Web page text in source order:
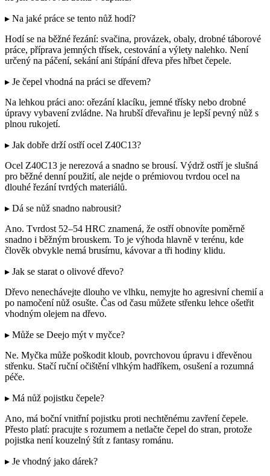
▸ Na jaké práce se tento nůž hodí?
Hodí se na běžné řezání: svačina, provázek, obaly, drobné táborové
práce, příprava jemných třísek, cestování a výlety nalehko. Není
určený na páčení, sekání ani štípání dřeva přes hřbet čepele.
▸ Je čepel vhodná na práci se dřevem?
Na lehkou práci ano: ořezání klacíku, jemné třísky nebo drobné
úpravy vybavení zvládne. Na hrubší dřevařinu je lepší pevný nůž s
plnou rukojetí.
▸ Jak dobře drží ostří ocel Z40C13?
Ocel Z40C13 je nerezová a snadno se brousí. Výdrž ostří je slušná
pro běžné denní použití, ale nejde o prémiovou tvrdou ocel na
dlouhé řezání tvrdých materiálů.
▸ Dá se nůž snadno nabrousit?
Ano. Tvrdost 52–54 HRC znamená, že ostří obnovíte poměrně
snadno i běžným brouskem. To je výhoda hlavně v terénu, kde
člověk obvykle nemá brusírnu, kávovar a tři hodiny klidu.
▸ Jak se starat o olivové dřevo?
Dřevo nenechávejte dlouho ve vlhku, nemyjte ho agresivní chemií a
po namočení nůž osušte. Čas od času můžete střenku lehce ošetřit
vhodným olejem na dřevo.
▸ Může se Deejo mýt v myčce?
Ne. Myčka může poškodit kloub, povrchovou úpravu i dřevěnou
střenku. Stačí ruční očištění vlhkým hadříkem, osušení a rozumná
péče.
▸ Má nůž pojistku čepele?
Ano, má boční vnitřní pojistku proti nechtěnému zavření čepele.
Přesto platí: pracujte s rozumem a netlačte čepel do stran, protože
pojistka není kouzelný štít z fantasy románu.
▸ Je vhodný jako dárek?